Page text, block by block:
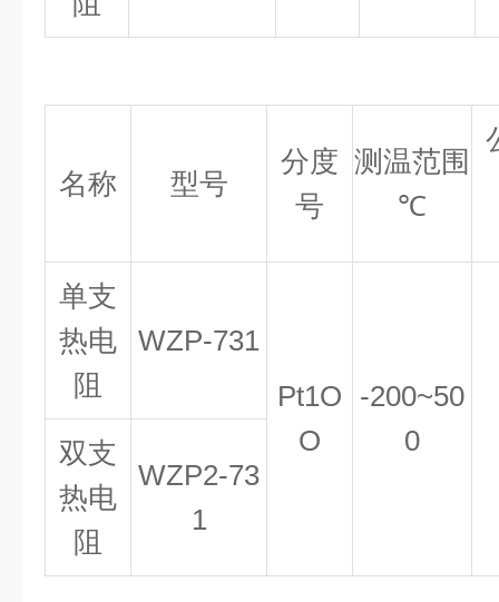
名称 型号
分度
号
测温范围
℃
单支
热电
阻
WZP-731
Pt1O
O
-200~50
0
双支
热电
阻
WZP2-73
1